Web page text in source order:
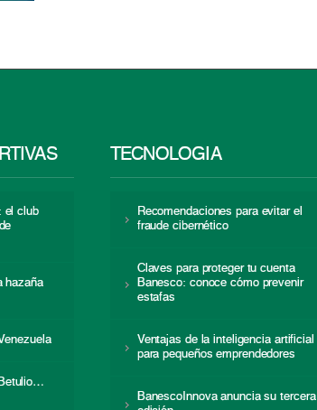
el club
hazaña
TECNOLOGÍA
Recomendaciones para evitar el
fraude cibernético
Claves para proteger tu cuenta
Banesco: conoce cómo prevenir
estafas
Ventajas de la inteligencia artificial
para pequeños emprendedores
BanescoInnova anuncia su tercera